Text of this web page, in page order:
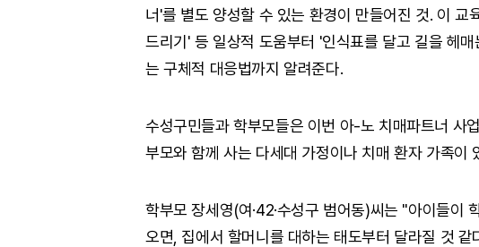
너'를 별도 양성할 수 있는 환경이 만들어진 것. 이 교
드리기' 등 일상적 도움부터 '인식표를 달고 길을 헤
는 구체적 대응법까지 알려준다.
수성구민들과 학부모들은 이번 아-노 치매파트너 사
부모와 함께 사는 다세대 가정이나 치매 환자 가족이
학부모 장세영(여·42·수성구 범어동)씨는 "아이들이
오면, 집에서 할머니를 대하는 태도부터 달라질 것